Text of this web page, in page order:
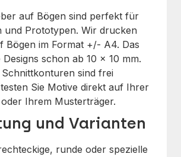
auf Bögen sind perfekt für
und Prototypen. Wir drucken
Bögen im Format +/- A4. Das
schon ab 10 x 10 mm.
sind frei
Sie Motive direkt auf Ihrer
Ihrem Musterträger.
und Varianten
runde oder spezielle